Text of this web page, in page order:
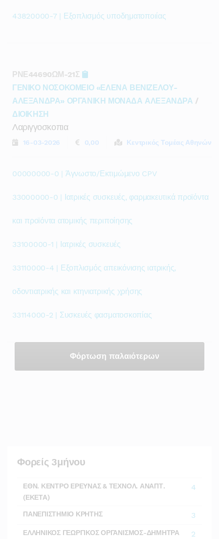
Φορείς 3μήνου
ΕΘΝ. ΚΕΝΤΡΟ ΕΡΕΥΝΑΣ & ΤΕΧΝΟΛ. ΑΝΑΠΤ.
(ΕΚΕΤΑ)
4
ΠΑΝΕΠΙΣΤΗΜΙΟ ΚΡΗΤΗΣ 3
ΕΛΛΗΝΙΚΟΣ ΓΕΩΡΓΙΚΟΣ ΟΡΓΑΝΙΣΜΟΣ-ΔΗΜΗΤΡΑ 2
43820000-7 | Εξοπλισμός υποδηματοποιίας
ΡΝΕ44690ΩΜ-21Σ
ΓΕΝΙΚΟ ΝΟΣΟΚΟΜΕΙΟ «ΕΛΕΝΑ ΒΕΝΙΖΕΛΟΥ-
ΑΛΕΞΑΝΔΡΑ» ΟΡΓΑΝΙΚΗ ΜΟΝΑΔΑ ΑΛΕΞΑΝΔΡΑ /
ΔΙΟΙΚΗΣΗ
Λαριγγοσκοπια
16-03-2026 0,00 Κεντρικός Τομέας Αθηνών
00000000-0 | Άγνωστο/Εκτιμώμενο CPV
33000000-0 | Ιατρικές συσκευές, φαρμακευτικά προϊόντα
και προϊόντα ατομικής περιποίησης
33100000-1 | Ιατρικές συσκευές
33110000-4 | Εξοπλισμός απεικόνισης ιατρικής,
οδοντιατρικής και κτηνιατρικής χρήσης
33114000-2 | Συσκευές φασματοσκοπίας
Φόρτωση παλαιότερων